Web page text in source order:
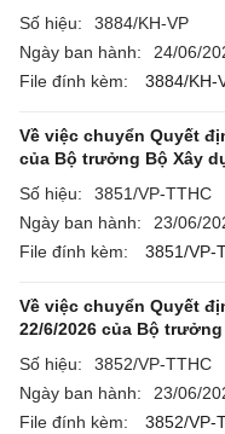
Số hiệu:
3884/KH-VP
Ngày ban hành:
24/06/
File đính kèm:
3884/KH-
Về việc chuyển Quyết
của Bộ trưởng Bộ Xây
Số hiệu:
3851/VP-TTHC
Ngày ban hành:
23/06/
File đính kèm:
3851/VP-
Về việc chuyển Quyết
22/6/2026 của Bộ
Số hiệu:
3852/VP-TTHC
Ngày ban hành:
23/06/
File đính kèm:
3852/VP-